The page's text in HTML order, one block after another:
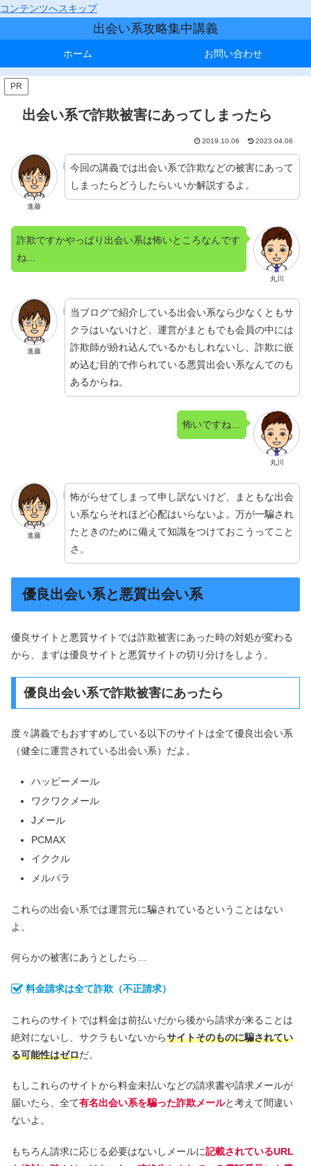
コンテンツへスキップ
出会い系攻略集中講義
ホーム お問い合わせ
PR
出会い系で詐欺被害にあってしまったら
2019.10.06 2023.04.06
進藤
今回の講義では出会い系で詐欺などの被害にあって
しまったらどうしたらいいか解説するよ。
丸川
詐欺ですかやっぱり出会い系は怖いところなんです
ね…
進藤
当ブログで紹介している出会い系なら少なくともサ
クラはいないけど、運営がまともでも会員の中には
詐欺師が紛れ込んでいるかもしれないし、詐欺に嵌
め込む目的で作られている悪質出会い系なんてのも
あるからね。
丸川
怖いですね…
進藤
怖がらせてしまって申し訳ないけど、まともな出会
い系ならそれほど心配はいらないよ。万が一騙され
たときのために備えて知識をつけておこうってこと
さ。
優良出会い系と悪質出会い系
優良サイトと悪質サイトでは詐欺被害にあった時の対処が変わる
から、まずは優良サイトと悪質サイトの切り分けをしよう。
優良出会い系で詐欺被害にあったら
度々講義でもおすすめしている以下のサイトは全て優良出会い系
（健全に運営されている出会い系）だよ。
ハッピーメール
ワクワクメール
Jメール
PCMAX
イククル
メルパラ
これらの出会い系では運営元に騙されているということはない
よ。
何らかの被害にあうとしたら…
料金請求は全て詐欺（不正請求）
これらのサイトでは料金は前払いだから後から請求が来ることは
絶対にないし、サクラもいないからサイトそのものに騙されてい
る可能性はゼロだ。
もしこれらのサイトから料金未払いなどの請求書や請求メールが
届いたら、全て有名出会い系を騙った詐欺メールと考えて間違い
ないよ。
もちろん請求に応じる必要はないしメールに記載されているURL